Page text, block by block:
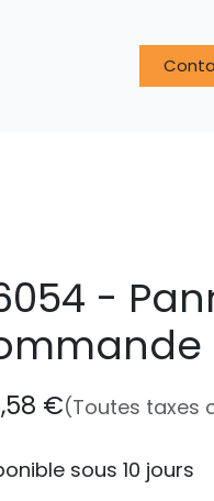
FAQ
-
€(Toutes taxes
sous 10 jours